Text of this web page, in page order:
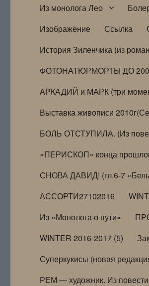
Из монолога Лео
Изображение
Ссылка
История Зиленчика (из
ФОТОНАТЮРМОРТЫ ДО
АРКАДИЙ и МАРК (три
Выставка живописи
БОЛЬ ОТСТУПИЛА. (Из
«ПЕРИСКОП» конца
СНОВА ДАВИД! (гл.6-7
АССОРТИ27102016
Из «Монолога о пути»
WINTER 2016-2017 (5)
Суперкукисы (новая
РЕМ — художник. Из